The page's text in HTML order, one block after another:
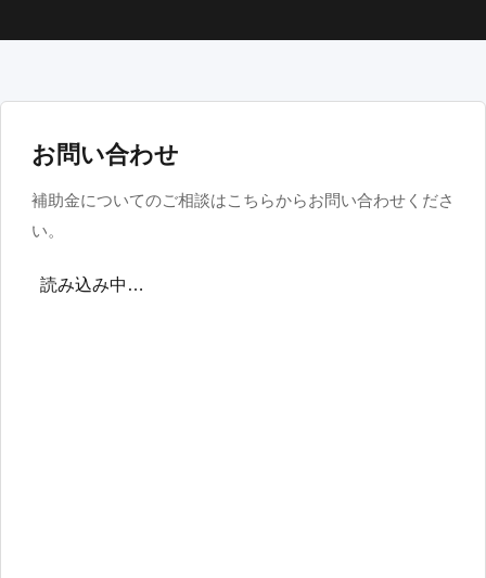
お問い合わせ
補助金についてのご相談はこちらからお問い合わせくださ
い。